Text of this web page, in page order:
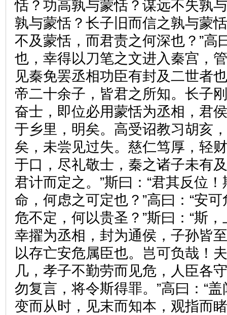
恬？功高孰与蒙恬？谋远不失孰
孰与蒙恬？长子旧而信之孰与蒙
不及蒙恬，而君责之何深也？”高
也，幸得以刀笔之文进入秦宫，
见秦免罢丞相功臣有封及二世者
帝二十余子，皆君之所知。长子
奋士，即位必用蒙恬为丞相，君
于乡里，明矣。高受诏教习胡亥
矣，未尝见过失。慈仁笃厚，轻
于口，尽礼敬士，秦之诸子未有
君计而定之。”斯曰：“君其反位
命，何虑之可定也？”高曰：“安
危不定，何以贵圣？”斯曰：“斯
幸擢为丞相，封为通侯，子孙皆
以存亡安危属臣也。岂可负哉！
几，孝子不勤劳而见危，人臣各
勿复言，将令斯得罪。”高曰：“
变而从时，见末而知本，观指而